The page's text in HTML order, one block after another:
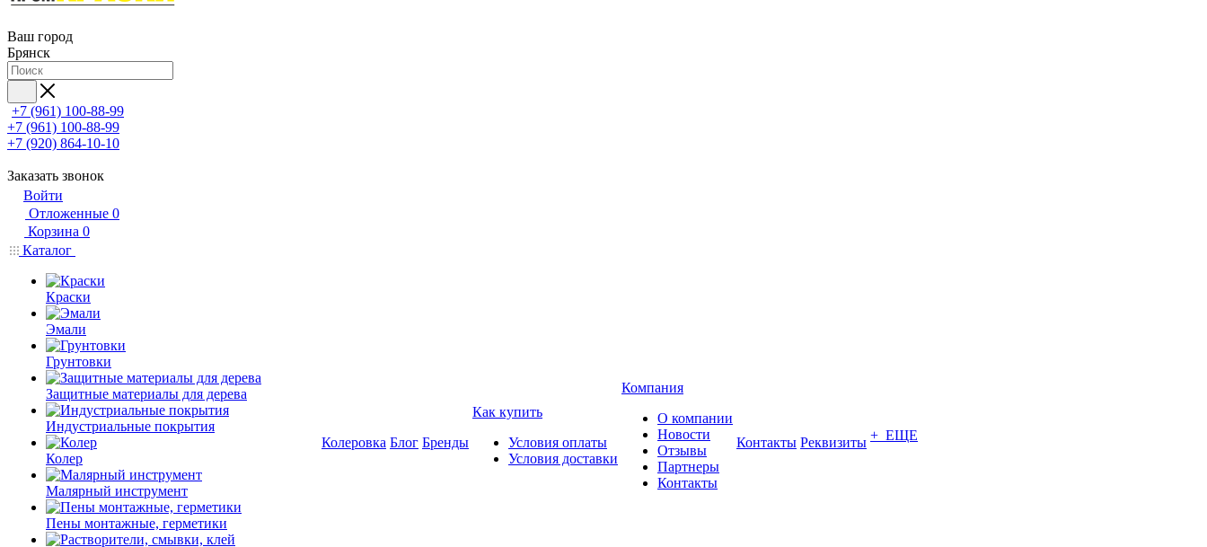
Ваш город
Брянск
+7 (961) 100-88-99
+7 (961) 100-88-99
+7 (920) 864-10-10
Заказать звонок
Войти
Отложенные 0
Корзина 0
Каталог
Краски
Эмали
Грунтовки
Защитные материалы для дерева
Индустриальные покрытия
Колер
Малярный инструмент
Пены монтажные, герметики
Колеровка Блог Бренды
Как купить
Условия оплаты
Условия доставки
Компания
О компании
Новости
Отзывы
Партнеры
Контакты
Контакты Реквизиты + ЕЩЕ